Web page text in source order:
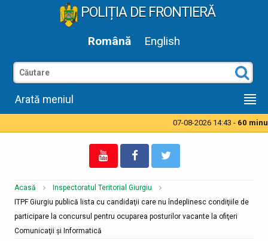
POLIȚIA DE FRONTIERĂ
Română English
Arată meniul
07-08-2026 14:43 - 60
Acasă
Inspectoratul Teritorial Giurgiu
ITPF Giurgiu publică lista cu candidaţii care nu îndeplinesc condiţiile de
participare la concursul pentru ocuparea posturilor vacante la ofiţeri
Comunicaţii şi Informatică